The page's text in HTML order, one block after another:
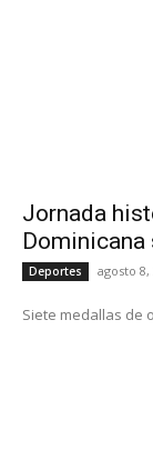
Jornada
Dominicana
Deportes agosto 8,
Siete medallas de